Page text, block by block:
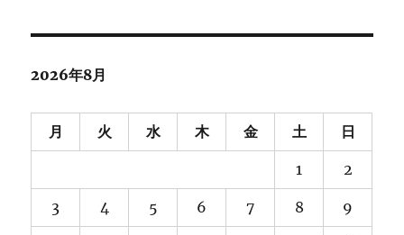
ブ
2026年8月
月 火 水 木 金 土 日
1 2
3 4 5 6 7 8 9